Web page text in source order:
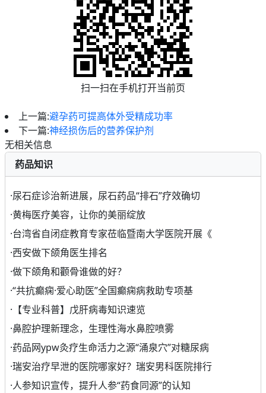
扫一扫在手机打开当前页
上一篇:避孕药可提高体外受精成功率
下一篇:神经损伤后的营养保护剂
无相关信息
药品知识
·尿石症诊治新进展，尿石药品“排石”疗效确切
·黄梅医疗美容，让你的美丽绽放
·台湾省自闭症教育专家莅临暨南大学医院开展《
·西安做下颌角医生排名
·做下颌角和颧骨谁做的好？
·“共抗癫痫·爱心助医”全国癫痫病救助专项基
· 【专业科普】戊肝病毒知识速览
·鼻腔护理新理念，生理性海水鼻腔喷雾
·药品网ypw灸疗生命活力之源“涌泉穴”对糖尿病
·瑞安治疗早泄的医院哪家好？瑞安男科医院排行
·人参知识宣传，提升人参“药食同源”的认知